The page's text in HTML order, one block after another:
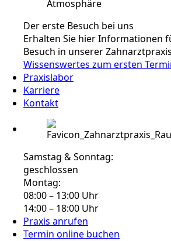
Der erste Besuch bei uns
Erhalten Sie hier Informationen
Besuch in unserer
Wissenswertes zum ersten
Praxislabor
Karriere
Kontakt
Samstag & Sonntag:
geschlossen
Montag:
08:00 – 13:00 Uhr
14:00 – 18:00 Uhr
Praxis anrufen
Termin online buchen